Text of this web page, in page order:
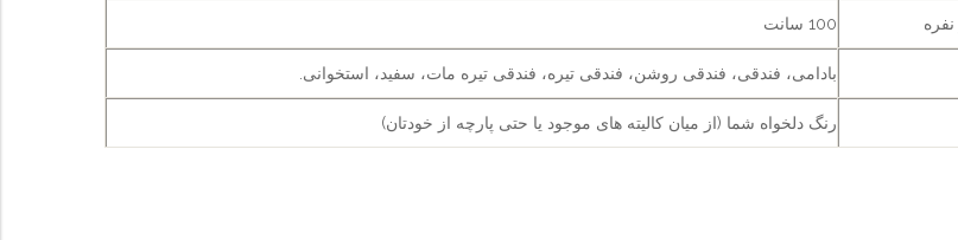
100 سانت
بادامی، فندقی، فندقی روشن، فندقی تیره، فندقی تیره مات، سفید، استخوانی.
رنگ دلخواه شما (از میان کالیته های موجود یا حتی پارچه از خودتان)